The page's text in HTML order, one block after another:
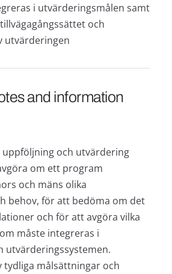
i utvärderingsmålen samt
och
utvärderingen
and information
uppföljning och utvärdering
om ett program
och mäns olika
behov, för att bedöma om det
och för att avgöra vilka
måste integreras i
utvärderingssystemen.
tydliga målsättningar och